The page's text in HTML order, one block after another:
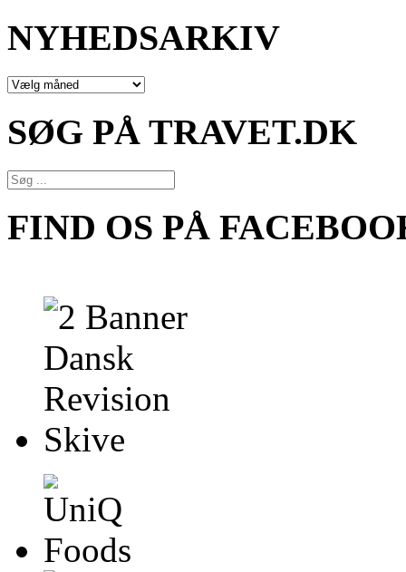
NYHEDSARKIV
NYHEDSARKIV
SØG PÅ TRAVET.DK
FIND OS PÅ